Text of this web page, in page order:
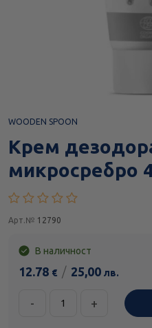
WOODEN SPOON
Крем
микросребро
Арт.№ 12790
В наличност
12.78 € / 25,00 лв.
- +